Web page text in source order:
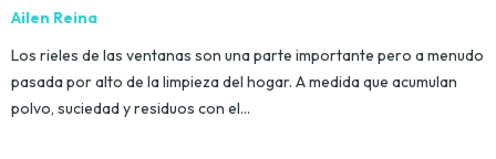
Ailen Reina
Los rieles de las ventanas son una parte importante pero a menudo
pasada por alto de la limpieza del hogar. A medida que acumulan
polvo, suciedad y residuos con el…